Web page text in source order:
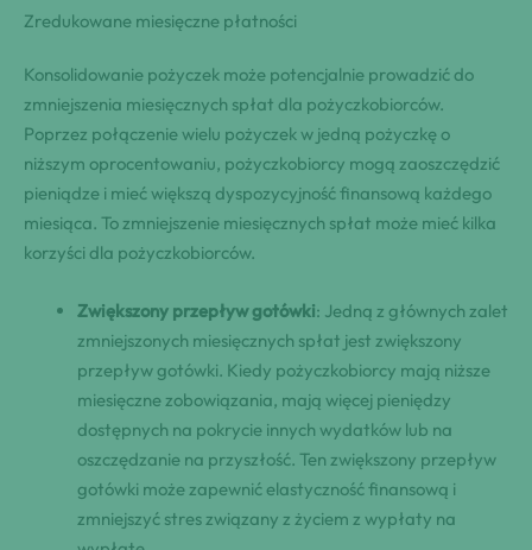
Zredukowane miesięczne płatności
Konsolidowanie pożyczek może potencjalnie prowadzić do
zmniejszenia miesięcznych spłat dla pożyczkobiorców.
Poprzez połączenie wielu pożyczek w jedną pożyczkę o
niższym oprocentowaniu, pożyczkobiorcy mogą zaoszczędzić
pieniądze i mieć większą dyspozycyjność finansową każdego
miesiąca. To zmniejszenie miesięcznych spłat może mieć kilka
korzyści dla pożyczkobiorców.
Zwiększony przepływ gotówki: Jedną z głównych zalet
zmniejszonych miesięcznych spłat jest zwiększony
przepływ gotówki. Kiedy pożyczkobiorcy mają niższe
miesięczne zobowiązania, mają więcej pieniędzy
dostępnych na pokrycie innych wydatków lub na
oszczędzanie na przyszłość. Ten zwiększony przepływ
gotówki może zapewnić elastyczność finansową i
zmniejszyć stres związany z życiem z wypłaty na